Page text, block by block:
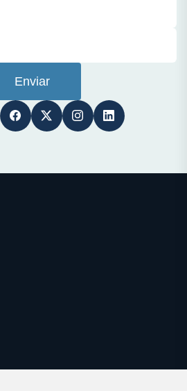
Enviar